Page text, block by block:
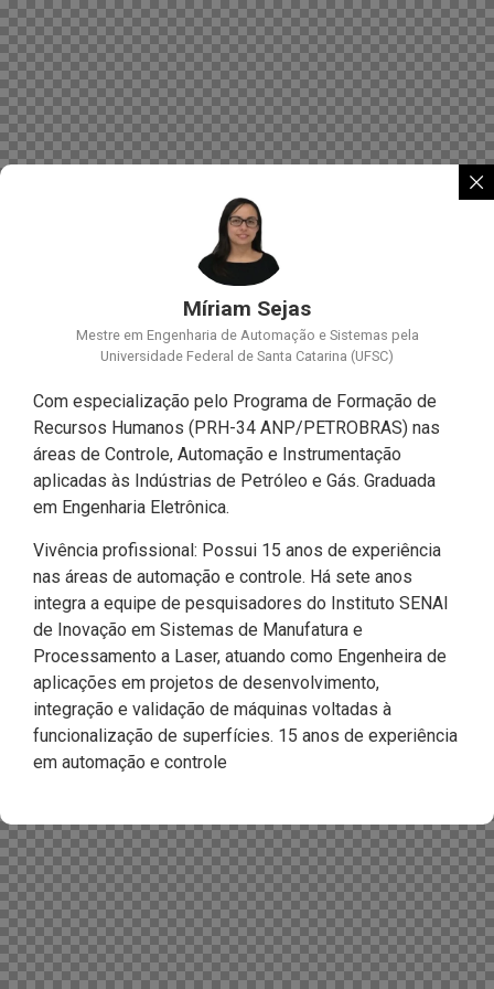
Míriam Sejas
Mestre em Engenharia de Automação e Sistemas pela
Universidade Federal de Santa Catarina (UFSC)
Com especialização pelo Programa de Formação de
Recursos Humanos (PRH-34 ANP/PETROBRAS) nas
áreas de Controle, Automação e Instrumentação
aplicadas às Indústrias de Petróleo e Gás. Graduada
em Engenharia Eletrônica.
Vivência profissional: Possui 15 anos de experiência
nas áreas de automação e controle. Há sete anos
integra a equipe de pesquisadores do Instituto SENAI
de Inovação em Sistemas de Manufatura e
Processamento a Laser, atuando como Engenheira de
aplicações em projetos de desenvolvimento,
integração e validação de máquinas voltadas à
funcionalização de superfícies. 15 anos de experiência
em automação e controle